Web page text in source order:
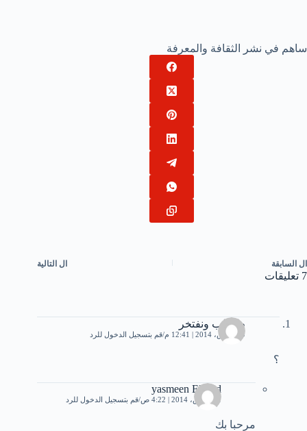
ساهم في نشر الثقافة والمعرفة
ال السابقة ال التالية
7 تعليقات
طحالب ونفتخر
19 مارس، 2014 | 12:41 م قم بتسجيل الدخول للرد
؟
yasmeen Elsayd
21 مارس، 2014 | 4:22 ص قم بتسجيل الدخول للرد
مرحبا بك